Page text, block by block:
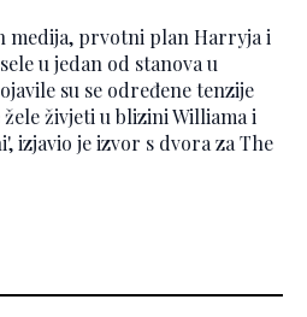
medija, prvotni plan Harryja i
u jedan od stanova u
su se određene tenzije
živjeti u blizini Williama i
izjavio je izvor s dvora za The